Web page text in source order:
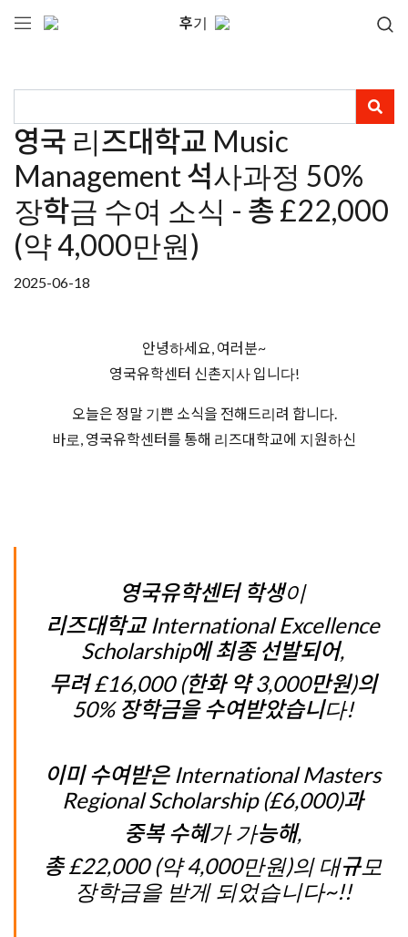
후기
영국 리즈대학교 Music
Management 석사과정 50%
장학금 수여 소식 - 총 £22,000
(약 4,000만원)
2025-06-18
안녕하세요, 여러분~
영국유학센터 신촌지사 입니다!
오늘은 정말 기쁜 소식을 전해드리려 합니다.
바로, 영국유학센터를 통해 리즈대학교에 지원하신
영국유학센터 학생이
리즈대학교 International Excellence
Scholarship에 최종 선발되어,
무려 £16,000 (한화 약 3,000만원)의
50% 장학금을 수여받았습니다!
이미 수여받은 International Masters
Regional Scholarship (£6,000)과
중복 수혜가 가능해,
총 £22,000 (약 4,000만원)의 대규모
장학금을 받게 되었습니다~!!